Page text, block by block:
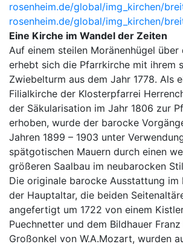
rosenheim.de/global/img_kirchen/
rosenheim.de/global/img_kirchen/
Eine Kirche im Wandel der Zeiten
Auf einem steilen Moränenhügel
erhebt sich die Pfarrkirche mit ihrem
Zwiebelturm aus dem Jahr 1778. Als
Filialkirche der Klosterpfarrei
der Säkularisation im Jahr 1806 zur
erhoben, wurde der barocke
Jahren 1899 – 1903 unter
spätgotischen Mauern durch einen
größeren Saalbau im neubarocken
Die originale barocke Ausstattung im
der Hauptaltar, die beiden
angefertigt um 1722 von einem
Puechnetter und dem Bildhauer
Großonkel von W.A.Mozart, wurden